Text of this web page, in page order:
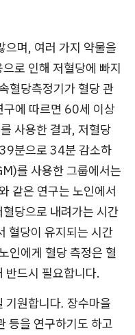
으며, 여러 가지 약물을
로 인해 저혈당에 빠지
혈당측정기가 혈당 관
구에 따르면 60세 이상
사용한 결과, 저혈당
분으로 34분 감소하
를 사용한 그룹에서는
같은 연구는 노인에서
당으로 내려가는 시간
혈당이 유지되는 시간
인에게 혈당 측정은 혈
반드시 필요합니다.
기원합니다. 장수마을
등을 연구하기도 하고